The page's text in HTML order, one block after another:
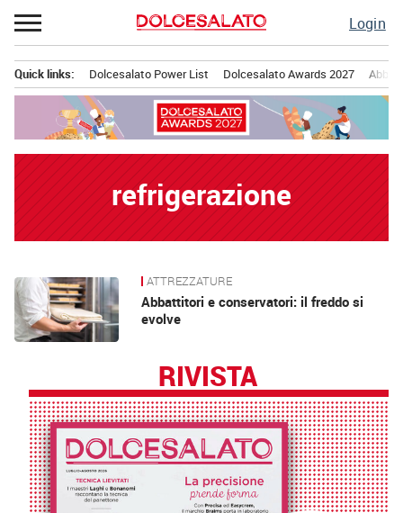
Passa
al
Login
principale
Quick links: Dolcesalato Power List Dolcesalato Awards 2027
refrigerazione
News ATTREZZATURE
Abbattitori e conservatori: il freddo si
evolve
RIVISTA